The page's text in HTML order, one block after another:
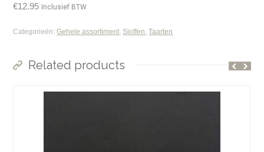
€12.95 Inclusief BTW
Categorieën:Gehele assortiment Sloffen ,Taarten
Related products